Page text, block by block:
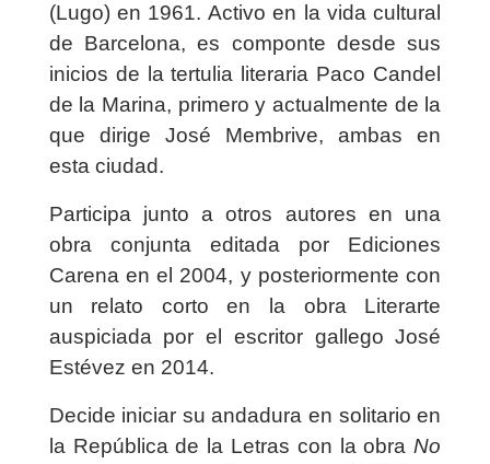
(Lugo) en 1961. Activo en la vida cultural
de Barcelona, es componte desde sus
inicios de la tertulia literaria Paco Candel
de la Marina, primero y actualmente de la
que dirige José Membrive, ambas en
esta ciudad.
Participa junto a otros autores en una
obra conjunta editada por Ediciones
Carena en el 2004, y posteriormente con
un relato corto en la obra Literarte
auspiciada por el escritor gallego José
Estévez en 2014.
Decide iniciar su andadura en solitario en
la República de la Letras con la obraNo